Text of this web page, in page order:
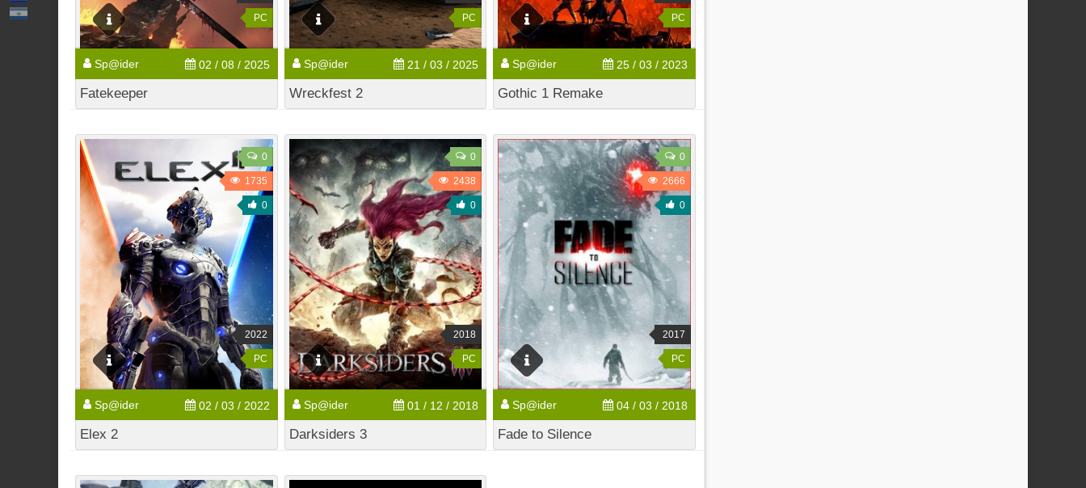
PC
Sp@ider 02 / 08 / 2025
Fatekeeper
PC
Sp@ider 21 / 03 / 2025
Wreckfest 2
PC
Sp@ider 25 / 03 / 2023
Gothic 1 Remake
0
1735
0
2022
PC
Sp@ider 02 / 03 / 2022
Elex 2
0
2438
0
2018
PC
Sp@ider 01 / 12 / 2018
Darksiders 3
0
2666
0
2017
PC
Sp@ider 04 / 03 / 2018
Fade to Silence